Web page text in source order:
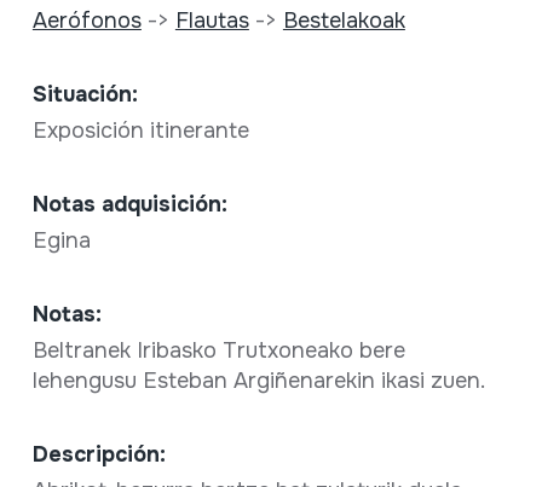
Aerófonos-> Flautas-> Bestelakoak
Situación:
Exposición itinerante
Notas adquisición:
Egina
Notas:
Beltranek Iribasko Trutxoneako bere
lehengusu Esteban Argiñenarekin ikasi zuen.
Descripción: